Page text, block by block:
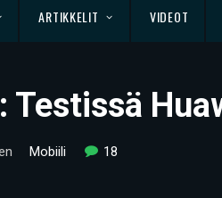
ARTIKKELIT VIDEOT
Mobiili 18